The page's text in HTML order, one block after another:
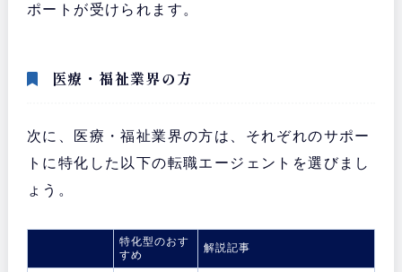
ポートが受けられます。
医療・福祉業界の方
次に、医療・福祉業界の方は、それぞれのサポー
トに特化した以下の転職エージェントを選びまし
ょう。
特化型のおす
すめ
解説記事